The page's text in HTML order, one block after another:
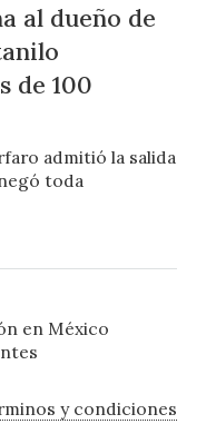
al dueño de
de 100
admitió la salida
toda
en México
y condiciones